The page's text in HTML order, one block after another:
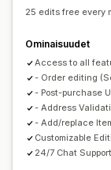
Tuotesuositukset
Klikkausasteet
25 edits free every
Ominaisuudet
Access to all
- Order editing
- Post-purchase
- Address
- Add/replace
Customizable
24/7 Chat Support